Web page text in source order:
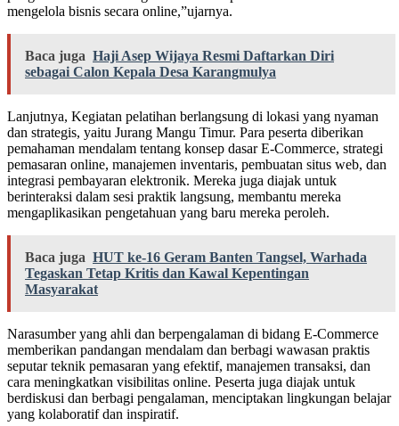
mengelola bisnis secara online,”ujarnya.
Baca juga Haji Asep Wijaya Resmi Daftarkan Diri
sebagai Calon Kepala Desa Karangmulya
Lanjutnya, Kegiatan pelatihan berlangsung di lokasi yang nyaman
dan strategis, yaitu Jurang Mangu Timur. Para peserta diberikan
pemahaman mendalam tentang konsep dasar E-Commerce, strategi
pemasaran online, manajemen inventaris, pembuatan situs web, dan
integrasi pembayaran elektronik. Mereka juga diajak untuk
berinteraksi dalam sesi praktik langsung, membantu mereka
mengaplikasikan pengetahuan yang baru mereka peroleh.
Baca juga HUT ke-16 Geram Banten Tangsel, Warhada
Tegaskan Tetap Kritis dan Kawal Kepentingan
Masyarakat
Narasumber yang ahli dan berpengalaman di bidang E-Commerce
memberikan pandangan mendalam dan berbagi wawasan praktis
seputar teknik pemasaran yang efektif, manajemen transaksi, dan
cara meningkatkan visibilitas online. Peserta juga diajak untuk
berdiskusi dan berbagi pengalaman, menciptakan lingkungan belajar
yang kolaboratif dan inspiratif.